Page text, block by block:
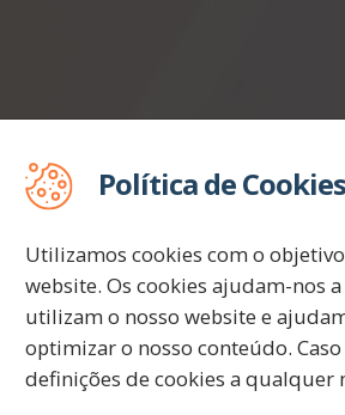
Entra
Política de Cookies
Utilizamos cookies com o
website. Os cookies ajudam-nos
utilizam o nosso website e
optimizar o nosso conteúdo.
definições de cookies a qualquer